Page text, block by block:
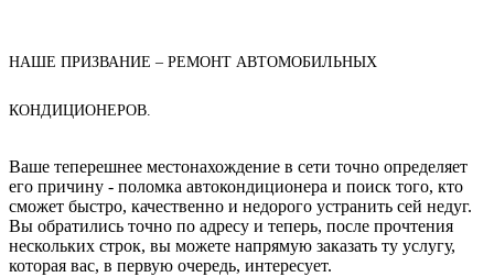
НАШЕ ПРИЗВАНИЕ – РЕМОНТ АВТОМОБИЛЬНЫХ
КОНДИЦИОНЕРОВ.
Ваше теперешнее местонахождение в сети точно определяет
его причину - поломка автокондиционера и поиск того, кто
сможет быстро, качественно и недорого устранить сей недуг.
Вы обратились точно по адресу и теперь, после прочтения
нескольких строк, вы можете напрямую заказать ту услугу,
которая вас, в первую очередь, интересует.